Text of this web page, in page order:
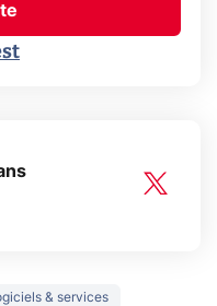
& services